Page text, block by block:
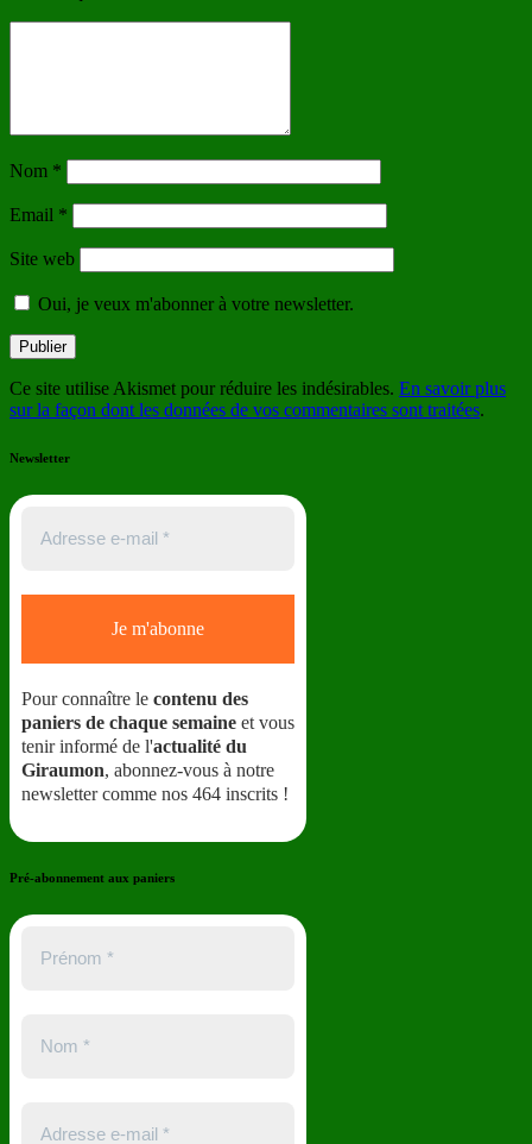
Nom *
Email *
Site web
Oui, je veux m'abonner à votre newsletter.
Ce site utilise Akismet pour réduire les indésirables. En savoir plus
sur la façon dont les données de vos commentaires sont traitées.
Newsletter
Pour connaître le contenu des
paniers de chaque semaine et vous
tenir informé de l'actualité du
Giraumon, abonnez-vous à notre
newsletter comme nos 464 inscrits !
Pré-abonnement aux paniers